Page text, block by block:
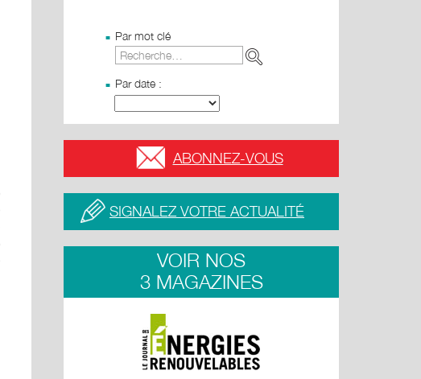
Par mot clé
Par date :
ABONNEZ-VOUS
SIGNALEZ VOTRE ACTUALITÉ
VOIR NOS
3 MAGAZINES